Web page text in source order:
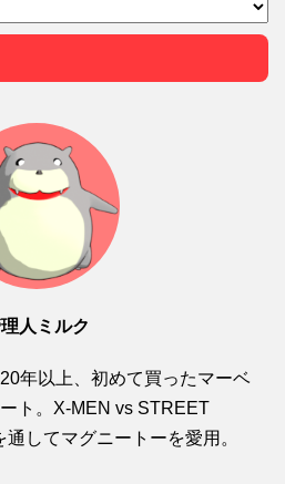
人ミルク
年以上、初めて買ったマーベ
ト。X-MEN vs STREET
してマグニートーを愛用。